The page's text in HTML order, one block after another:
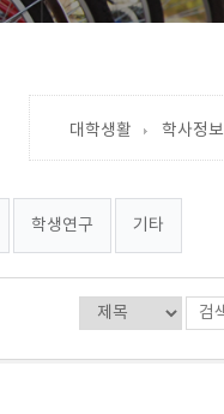
대학생활 학사정보
학생연구 기타